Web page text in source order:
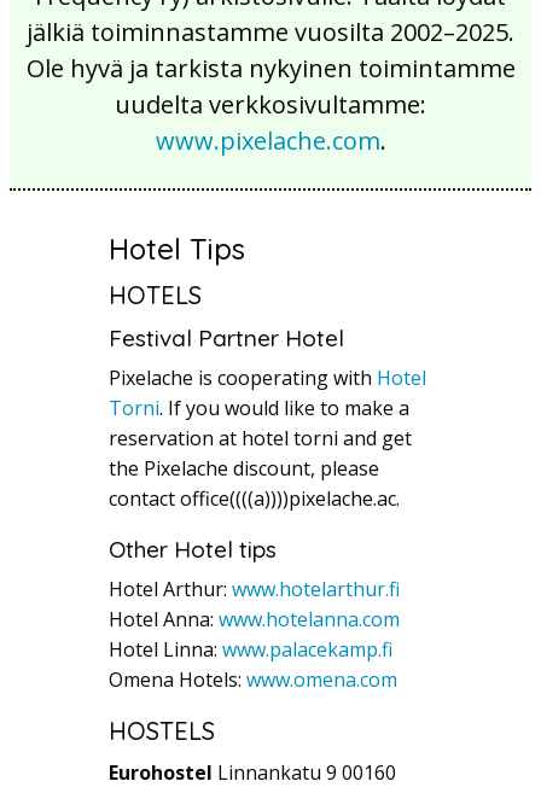
jälkiä toiminnastamme vuosilta 2002–2025.
Ole hyvä ja tarkista nykyinen toimintamme
uudelta verkkosivultamme:
www.pixelache.com.
Hotel Tips
HOTELS
Festival Partner Hotel
Pixelache is cooperating with Hotel
Torni. If you would like to make a
reservation at hotel torni and get
the Pixelache discount, please
contact office((((a))))pixelache.ac.
Other Hotel tips
Hotel Arthur: www.hotelarthur.fi
Hotel Anna: www.hotelanna.com
Hotel Linna: www.palacekamp.fi
Omena Hotels: www.omena.com
HOSTELS
Eurohostel Linnankatu 9 00160